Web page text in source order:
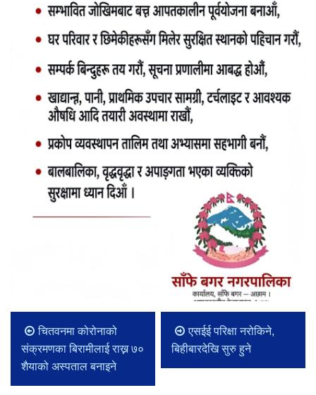
चितवनमा कोरोनाको
संक्रमणका बिरामीलाई राख्न ७०
शैयाको अस्पताल बनाइने
एसईई परिक्षा नरोकिने,
बिहीबारदेखि सुरु हुने